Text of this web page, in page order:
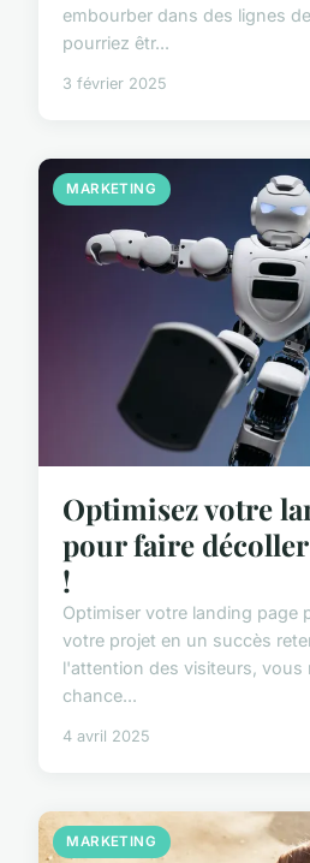
embourber dans des lignes
pourriez êtr...
3 février 2025
MARKETING
Optimisez votre
pour faire
!
Optimiser votre landing page
votre projet en un succès
l'attention des visiteurs, vous
chance...
4 avril 2025
MARKETING